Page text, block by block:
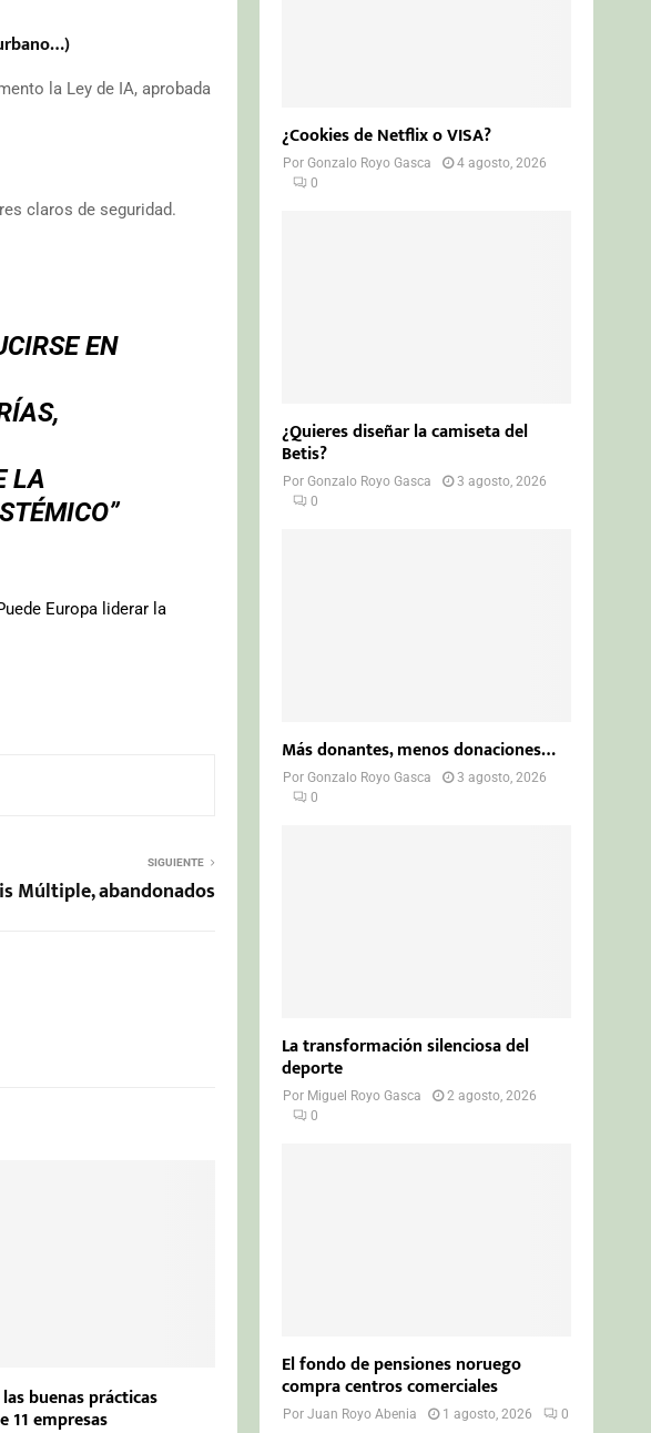
la Ley de IA, aprobada
claros de seguridad.
EN
LA
Europa liderar la
SIGUIENTE
Múltiple, abandonados
buenas prácticas
11 empresas
¿Cookies de Netflix o VISA?
PorGonzalo Royo Gasca
4 agosto, 2026
0
¿Quieres diseñar la camiseta del
Betis?
PorGonzalo Royo Gasca
3 agosto, 2026
0
Más donantes, menos donaciones…
PorGonzalo Royo Gasca
3 agosto, 2026
0
La transformación silenciosa del
deporte
Por Miguel Royo Gasca
2 agosto, 2026
0
El fondo de pensiones noruego
compra centros comerciales
PorJuan Royo Abenia 1 agosto, 2026 0